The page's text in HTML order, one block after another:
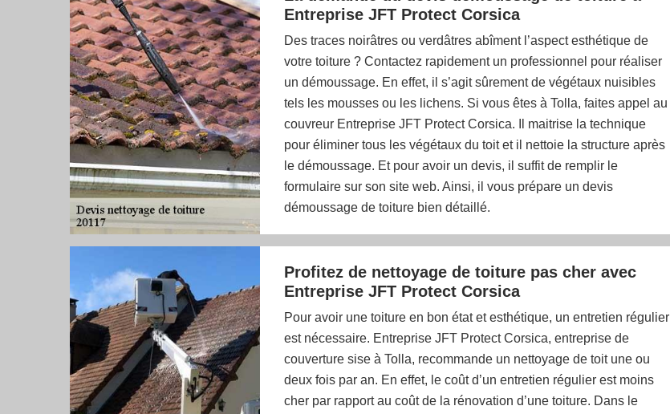
Entreprise JFT Protect Corsica
Des traces noirâtres ou verdâtres abîment l’aspect esthétique de
votre toiture ? Contactez rapidement un professionnel pour réaliser
un démoussage. En effet, il s’agit sûrement de végétaux nuisibles
tels les mousses ou les lichens. Si vous êtes à Tolla, faites appel au
couvreur Entreprise JFT Protect Corsica. Il maitrise la technique
pour éliminer tous les végétaux du toit et il nettoie la structure après
le démoussage. Et pour avoir un devis, il suffit de remplir le
formulaire sur son site web. Ainsi, il vous prépare un devis
démoussage de toiture bien détaillé.
Profitez de nettoyage de toiture pas cher avec
Entreprise JFT Protect Corsica
Pour avoir une toiture en bon état et esthétique, un entretien régulier
est nécessaire. Entreprise JFT Protect Corsica, entreprise de
couverture sise à Tolla, recommande un nettoyage de toit une ou
deux fois par an. En effet, le coût d’un entretien régulier est moins
cher par rapport au coût de la rénovation d’une toiture. Dans le